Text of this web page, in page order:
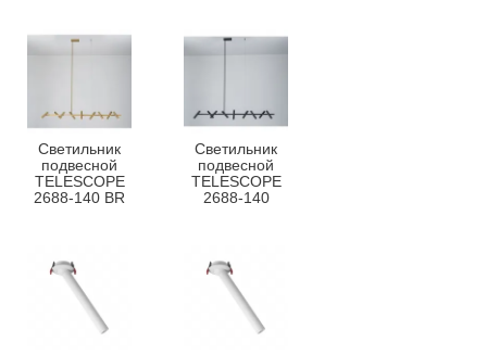
Светильник
подвесной
TELESCOPE
2688-140 BR
Светильник
подвесной
TELESCOPE
2688-140